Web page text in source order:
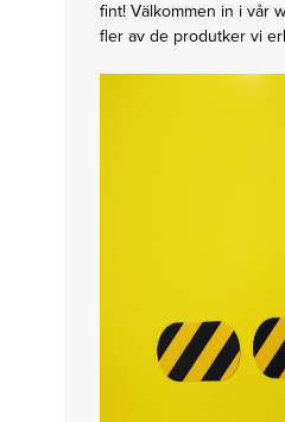
fint! Välkommen in i vår
fler av de produtker vi